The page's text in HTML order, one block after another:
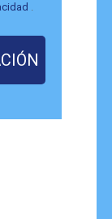
.